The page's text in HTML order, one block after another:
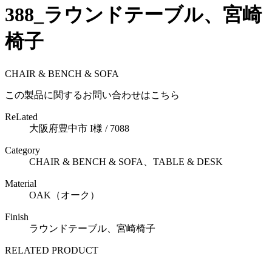
388_ラウンドテーブル、宮崎
椅子
CHAIR & BENCH & SOFA
この製品に関するお問い合わせはこちら
ReLated
大阪府豊中市 I様 / 7088
Category
CHAIR & BENCH & SOFA、TABLE & DESK
Material
OAK（オーク）
Finish
ラウンドテーブル、宮崎椅子
RELATED PRODUCT